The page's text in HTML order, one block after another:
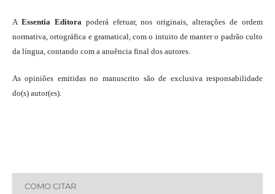
A Essentia Editora poderá efetuar, nos originais, alterações de ordem
normativa, ortográfica e gramatical, com o intuito de manter o padrão culto
da língua, contando com a anuência final dos autores.
As opiniões emitidas no manuscrito são de exclusiva responsabilidade
do(s) autor(es).
COMO CITAR